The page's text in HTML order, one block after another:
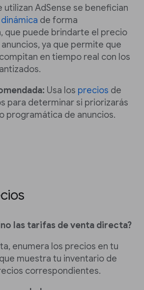
utilizan AdSense se benefician
de forma
que puede brindarte el precio
ya que permite que
en tiempo real con los
Usa los precios de
para determinar si priorizarás
programática de anuncios.
las tarifas de venta directa?
enumera los precios en tu
muestra tu inventario de
correspondientes.